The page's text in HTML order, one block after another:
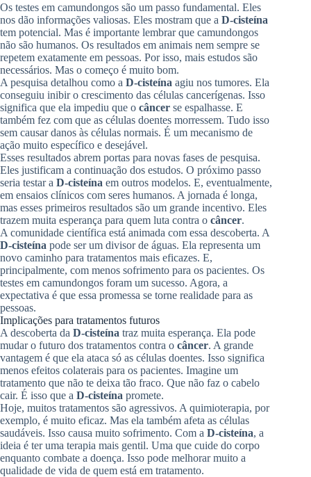
Os testes em camundongos são um passo fundamental. Eles
nos dão informações valiosas. Eles mostram que a D-cisteína
tem potencial. Mas é importante lembrar que camundongos
não são humanos. Os resultados em animais nem sempre se
repetem exatamente em pessoas. Por isso, mais estudos são
necessários. Mas o começo é muito bom.
A pesquisa detalhou como a D-cisteína agiu nos tumores. Ela
conseguiu inibir o crescimento das células cancerígenas. Isso
significa que ela impediu que o câncer se espalhasse. E
também fez com que as células doentes morressem. Tudo isso
sem causar danos às células normais. É um mecanismo de
ação muito específico e desejável.
Esses resultados abrem portas para novas fases de pesquisa.
Eles justificam a continuação dos estudos. O próximo passo
seria testar a D-cisteína em outros modelos. E, eventualmente,
em ensaios clínicos com seres humanos. A jornada é longa,
mas esses primeiros resultados são um grande incentivo. Eles
trazem muita esperança para quem luta contra o câncer.
A comunidade científica está animada com essa descoberta. A
D-cisteína pode ser um divisor de águas. Ela representa um
novo caminho para tratamentos mais eficazes. E,
principalmente, com menos sofrimento para os pacientes. Os
testes em camundongos foram um sucesso. Agora, a
expectativa é que essa promessa se torne realidade para as
pessoas.
Implicações para tratamentos futuros
A descoberta da D-cisteína traz muita esperança. Ela pode
mudar o futuro dos tratamentos contra o câncer. A grande
vantagem é que ela ataca só as células doentes. Isso significa
menos efeitos colaterais para os pacientes. Imagine um
tratamento que não te deixa tão fraco. Que não faz o cabelo
cair. É isso que a D-cisteína promete.
Hoje, muitos tratamentos são agressivos. A quimioterapia, por
exemplo, é muito eficaz. Mas ela também afeta as células
saudáveis. Isso causa muito sofrimento. Com a D-cisteína, a
ideia é ter uma terapia mais gentil. Uma que cuide do corpo
enquanto combate a doença. Isso pode melhorar muito a
qualidade de vida de quem está em tratamento.